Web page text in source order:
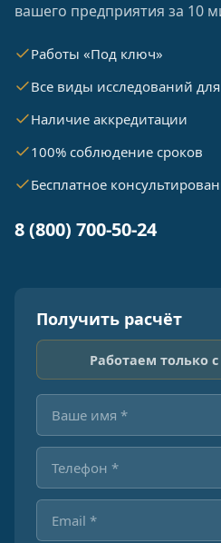
вашего предприятия за 10
Работы «Под ключ»
Все виды исследований
Наличие аккредитации
100% соблюдение сроков
Бесплатное
8 (800) 700-50-24
Получить расчёт
Работаем только